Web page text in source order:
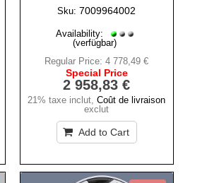
Sku: 7009964002
Availability:
(verfügbar)
Regular Price: 4 778,49 €
Special Price
2 958,83 €
21% taxe inclut,Coût de livraison
exclut
Add to Cart